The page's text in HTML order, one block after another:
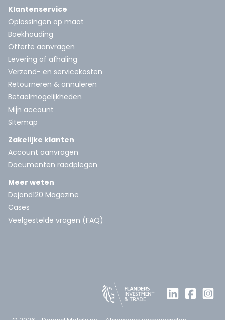
Klantenservice
Oplossingen op maat
Boekhouding
Offerte aanvragen
Levering of afhaling
Verzend- en servicekosten
Retourneren & annuleren
Betaalmogelijkheden
Mijn account
Sitemap
Zakelijke klanten
Account aanvragen
Documenten raadplegen
Meer weten
Dejond120 Magazine
Cases
Veelgestelde vragen (FAQ)